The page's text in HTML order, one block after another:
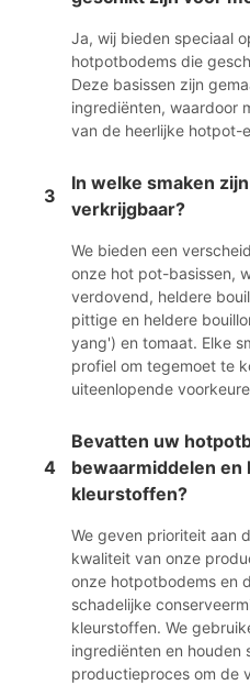
Ja, wij bieden speciaal
hotpotbodems die
Deze basissen zijn
ingrediënten, waardoor
van de heerlijke hotpot-
3
In welke smaken
verkrijgbaar?
We bieden een
onze hot pot-basissen,
verdovend, heldere
pittige en heldere
yang') en tomaat. Elke
profiel om tegemoet te
uiteenlopende
4
Bevatten uw
bewaarmiddelen en
kleurstoffen?
We geven prioriteit aan
kwaliteit van onze
onze hotpotbodems en
schadelijke
kleurstoffen. We
ingrediënten en
productieproces om de